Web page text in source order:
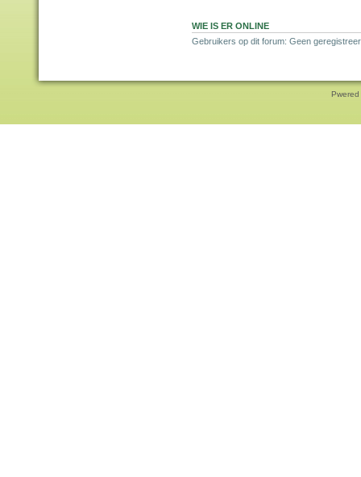
WIE IS ER ONLINE
Gebruikers op dit forum: Geen